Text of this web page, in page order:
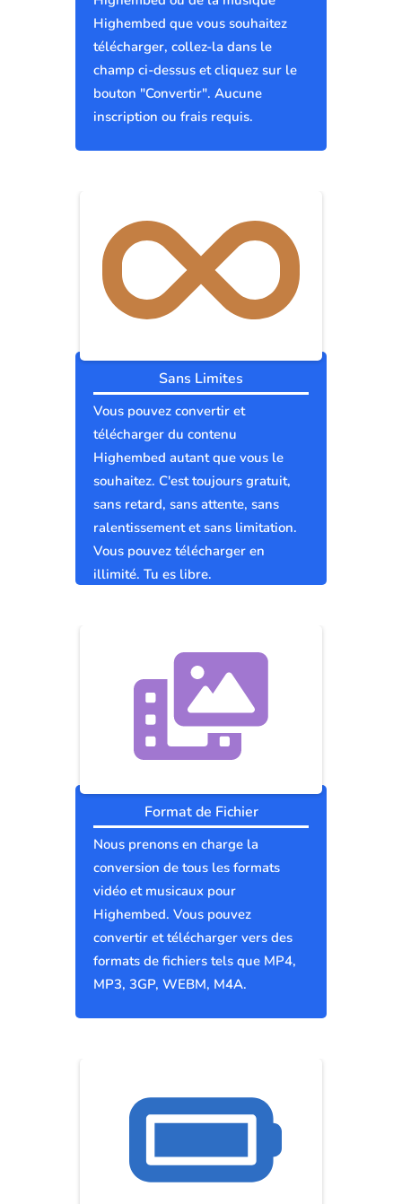
Highembed que vous souhaitez
télécharger, collez-la dans le
champ ci-dessus et cliquez sur le
bouton "Convertir". Aucune
inscription ou frais requis.
Sans Limites
Vous pouvez convertir et
télécharger du contenu
Highembed autant que vous le
souhaitez. C'est toujours gratuit,
sans retard, sans attente, sans
ralentissement et sans limitation.
Vous pouvez télécharger en
illimité. Tu es libre.
Format de Fichier
Nous prenons en charge la
conversion de tous les formats
vidéo et musicaux pour
Highembed. Vous pouvez
convertir et télécharger vers des
formats de fichiers tels que MP4,
MP3, 3GP, WEBM, M4A.